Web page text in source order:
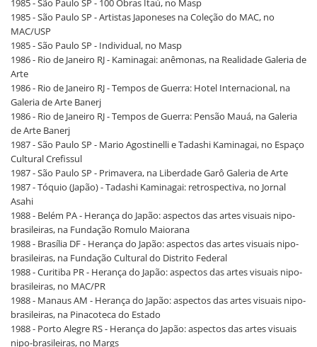
1985 - São Paulo SP - 100 Obras Itaú, no Masp
1985 - São Paulo SP - Artistas Japoneses na Coleção do MAC, no
MAC/USP
1985 - São Paulo SP - Individual, no Masp
1986 - Rio de Janeiro RJ - Kaminagai: anêmonas, na Realidade Galeria de
Arte
1986 - Rio de Janeiro RJ - Tempos de Guerra: Hotel Internacional, na
Galeria de Arte Banerj
1986 - Rio de Janeiro RJ - Tempos de Guerra: Pensão Mauá, na Galeria
de Arte Banerj
1987 - São Paulo SP - Mario Agostinelli e Tadashi Kaminagai, no Espaço
Cultural Crefissul
1987 - São Paulo SP - Primavera, na Liberdade Garô Galeria de Arte
1987 - Tóquio (Japão) - Tadashi Kaminagai: retrospectiva, no Jornal
Asahi
1988 - Belém PA - Herança do Japão: aspectos das artes visuais nipo-
brasileiras, na Fundação Romulo Maiorana
1988 - Brasília DF - Herança do Japão: aspectos das artes visuais nipo-
brasileiras, na Fundação Cultural do Distrito Federal
1988 - Curitiba PR - Herança do Japão: aspectos das artes visuais nipo-
brasileiras, no MAC/PR
1988 - Manaus AM - Herança do Japão: aspectos das artes visuais nipo-
brasileiras, na Pinacoteca do Estado
1988 - Porto Alegre RS - Herança do Japão: aspectos das artes visuais
nipo-brasileiras, no Margs